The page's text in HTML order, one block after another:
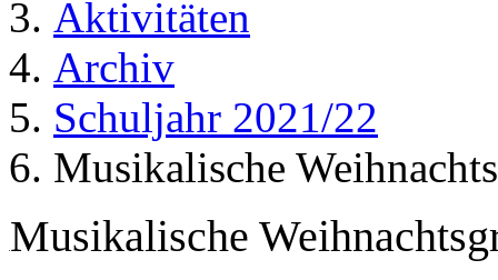
Aktivitäten
Archiv
Schuljahr 2021/22
Musikalische
Musikalische